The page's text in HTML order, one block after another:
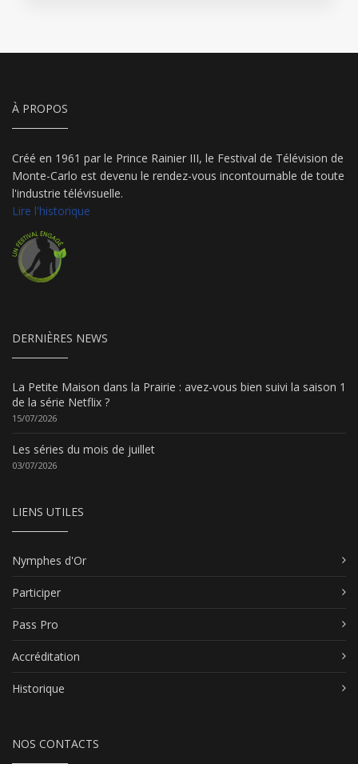
À PROPOS
Créé en 1961 par le Prince Rainier III, le Festival de Télévision de
Monte-Carlo est devenu le rendez-vous incontournable de toute
l'industrie télévisuelle.
Lire l'historique
DERNIÈRES NEWS
La Petite Maison dans la Prairie : avez-vous bien suivi la saison 1
de la série Netflix ?
15/07/2026
Les séries du mois de juillet
03/07/2026
LIENS UTILES
Nymphes d'Or
Participer
Pass Pro
Accréditation
Historique
NOS CONTACTS